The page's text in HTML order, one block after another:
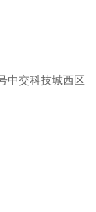
中交科技城西区